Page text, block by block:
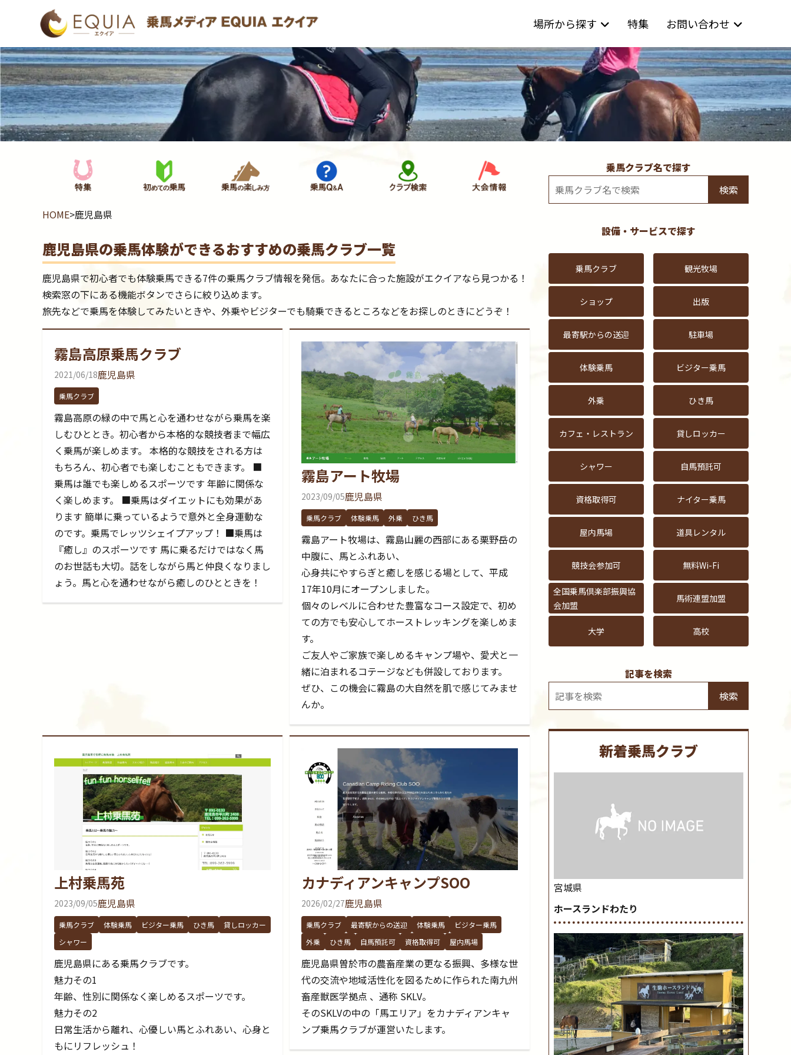
場所から探す 特集 お問い合わせ
HOME>鹿児島県
鹿児島県の乗馬体験ができるおすすめの乗馬クラブ一覧
鹿児島県で初心者でも体験乗馬できる7件の乗馬クラブ情報を発信。あなたに合った施設がエクイアなら見つかる！
検索窓の下にある機能ボタンでさらに絞り込めます。
旅先などで乗馬を体験してみたいときや、外乗やビジターでも騎乗できるところなどをお探しのときにどうぞ！
霧島高原乗馬クラブ
2021/06/18鹿児島県
乗馬クラブ
霧島高原の緑の中で馬と心を通わせながら乗馬を楽
しむひととき。初心者から本格的な競技者まで幅広
く乗馬が楽しめます。 本格的な競技をされる方は
もちろん、初心者でも楽しむこともできます。 ■
乗馬は誰でも楽しめるスポーツです 年齢に関係な
く楽しめます。 ■乗馬はダイエットにも効果があ
ります 簡単に乗っているようで意外と全身運動な
のです。乗馬でレッツシェイプアップ！ ■乗馬は
『癒し』のスポーツです 馬に乗るだけではなく馬
のお世話も大切。話をしながら馬と仲良くなりまし
ょう。馬と心を通わせながら癒しのひとときを！
霧島アート牧場
2023/09/05鹿児島県
乗馬クラブ 体験乗馬 外乗 ひき馬
霧島アート牧場は、霧島山麗の西部にある栗野岳の
中腹に、馬とふれあい、
心身共にやすらぎと癒しを感じる場として、平成
17年10月にオープンしました。
個々のレベルに合わせた豊富なコース設定で、初め
ての方でも安心してホーストレッキングを楽しめま
す。
ご友人やご家族で楽しめるキャンプ場や、愛犬と一
緒に泊まれるコテージなども併設しております。
ぜひ、この機会に霧島の大自然を肌で感じてみませ
んか。
上村乗馬苑
2023/09/05鹿児島県
乗馬クラブ 体験乗馬 ビジター乗馬 ひき馬
貸しロッカー
シャワー
鹿児島県にある乗馬クラブです。
魅力その1
年齢、性別に関係なく楽しめるスポーツです。
魅力その2
日常生活から離れ、心優しい馬とふれあい、心身と
もにリフレッシュ！
カナディアンキャンプSOO
2026/02/27鹿児島県
乗馬クラブ 最寄駅からの送迎 体験乗馬
ビジター乗馬
外乗
ひき馬 自馬預託可 資格取得可 屋内馬場
鹿児島県曽於市の農畜産業の更なる振興、多様な世
代の交流や地域活性化を図るために作られた南九州
畜産獣医学拠点 、通称 SKLV。
そのSKLVの中の「馬エリア」をカナディアンキャ
ンプ乗馬クラブが運営いたします。
乗馬クラブ名で探す
検索
設備・サービスで探す
乗馬クラブ 観光牧場
ショップ 出版
最寄駅からの送迎 駐車場
体験乗馬 ビジター乗馬
外乗 ひき馬
カフェ・レストラン 貸しロッカー
シャワー 自馬預託可
資格取得可 ナイター乗馬
屋内馬場 道具レンタル
競技会参加可 無料Wi-Fi
全国乗馬倶楽部振興協
会加盟
馬術連盟加盟
大学 高校
記事を検索
検索
新着乗馬クラブ
宮城県
ホースランドわたり